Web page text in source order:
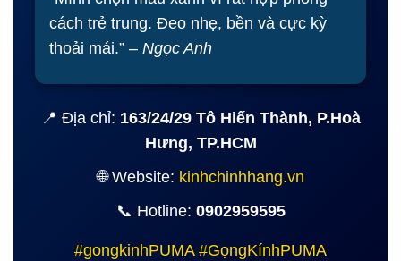
cách trẻ trung. Đeo nhẹ, bền và cực kỳ
thoải mái.” – Ngọc Anh
📍 Địa chỉ: 163/24/29 Tô Hiến Thành, P.Hoà
Hưng, TP.HCM
🌐 Website: kinhchinhhang.vn
📞 Hotline: 0902959595
#gongkinhPUMA #GọngKínhPUMA